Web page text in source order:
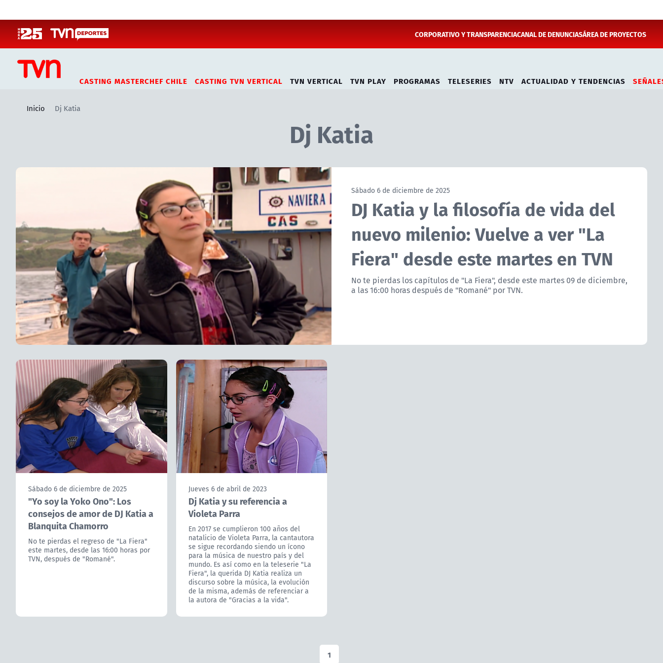
CORPORATIVO Y TRANSPARENCIACANAL DE DENUNCIASÁREA DE PROYECTOS
CASTING MASTERCHEF CHILE CASTING TVN VERTICAL TVN VERTICAL TVN PLAY PROGRAMAS TELESERIES NTV ACTUALIDAD Y TENDENCIAS
Inicio Dj Katia
Dj Katia
Sábado 6 de diciembre de 2025
DJ Katia y la filosofía de vida del
nuevo milenio: Vuelve a ver "La
Fiera" desde este martes en TVN
No te pierdas los capítulos de "La Fiera", desde este martes 09 de diciembre,
a las 16:00 horas después de "Romané" por TVN.
Sábado 6 de diciembre de 2025
"Yo soy la Yoko Ono": Los
consejos de amor de DJ Katia a
Blanquita Chamorro
No te pierdas el regreso de "La Fiera"
este martes, desde las 16:00 horas por
TVN, después de "Romané".
Jueves 6 de abril de 2023
Dj Katia y su referencia a
Violeta Parra
En 2017 se cumplieron 100 años del
natalicio de Violeta Parra, la cantautora
se sigue recordando siendo un ícono
para la música de nuestro país y del
mundo. Es así como en la teleserie "La
Fiera", la querida DJ Katia realiza un
discurso sobre la música, la evolución
de la misma, además de referenciar a
la autora de "Gracias a la vida".
1